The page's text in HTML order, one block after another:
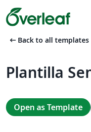
arrow_left_alt Back to all templates
Plantilla
Open as Template